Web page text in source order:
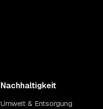
Nachhaltigkeit
Umwelt & Entsorgung